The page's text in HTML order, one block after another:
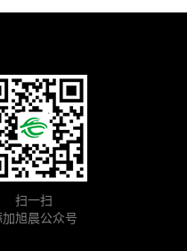
扫一扫
加旭晨公众号